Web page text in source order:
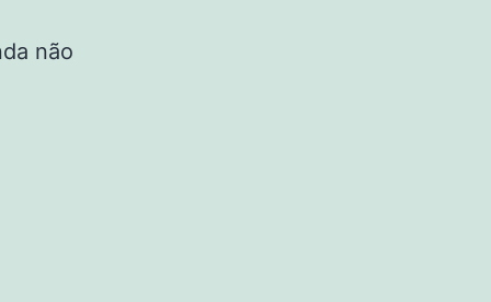
não